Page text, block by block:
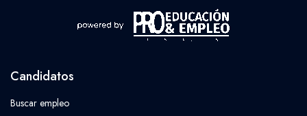
Candidatos
Buscar empleo